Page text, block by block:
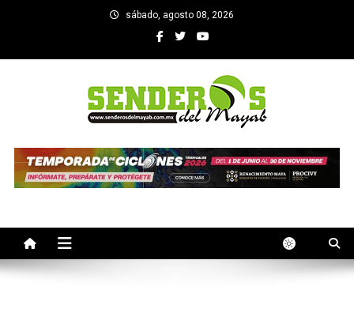
sábado, agosto 08, 2026
SENDEROS DEL MAYAB